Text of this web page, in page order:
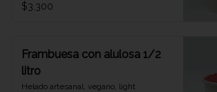
$3.300
Frambuesa con alulosa 1/2
litro
Helado artesanal, vegano, light